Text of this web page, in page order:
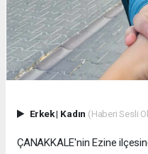
Erkek| Kadın (Haberi Sesli
ÇANAKKALE'nin Ezine